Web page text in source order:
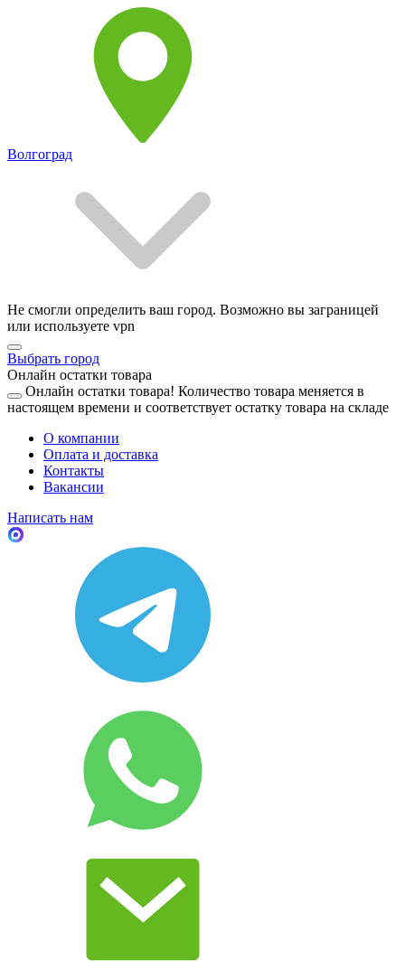
Волгоград
Не смогли определить ваш город. Возможно вы заграницей
или используете vpn
Выбрать город
Онлайн остатки товара
Онлайн остатки товара! Количество товара меняется в
настоящем времени и соответствует остатку товара на складе
О компании
Оплата и доставка
Контакты
Вакансии
Написать нам